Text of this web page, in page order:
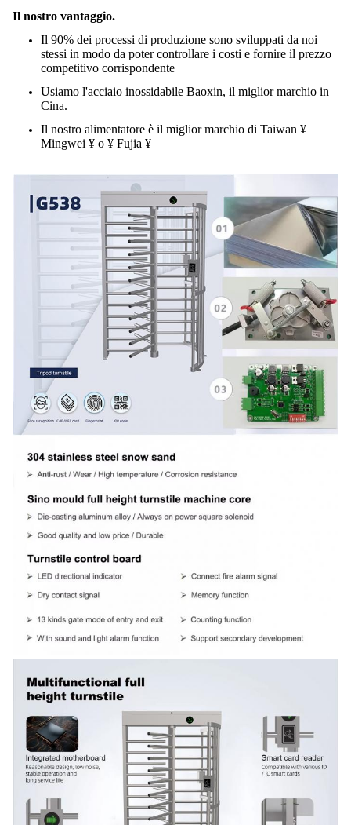
Il nostro vantaggio.
Il 90% dei processi di produzione sono sviluppati da noi
stessi in modo da poter controllare i costi e fornire il prezzo
competitivo corrispondente
Usiamo l'acciaio inossidabile Baoxin, il miglior marchio in
Cina.
Il nostro alimentatore è il miglior marchio di Taiwan ¥
Mingwei ¥ o ¥ Fujia ¥